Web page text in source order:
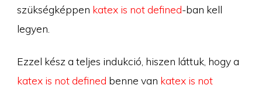
szükségképpen katex is not defined-ban kell
legyen.
Ezzel kész a teljes indukció, hiszen láttuk, hogy a
katex is not defined benne van katex is not